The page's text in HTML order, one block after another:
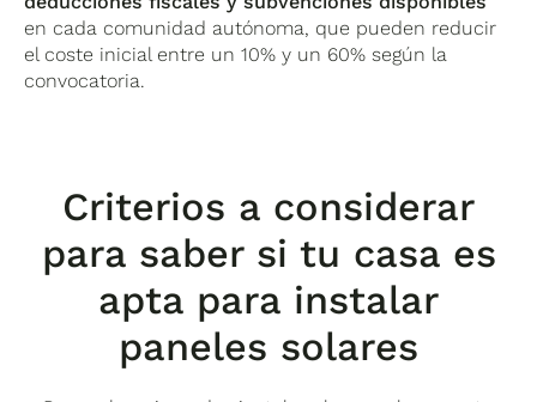
en cada comunidad autónoma, que pueden reducir
el coste inicial entre un 10% y un 60% según la
convocatoria.
Criterios a considerar
para saber si tu casa es
apta para instalar
paneles solares